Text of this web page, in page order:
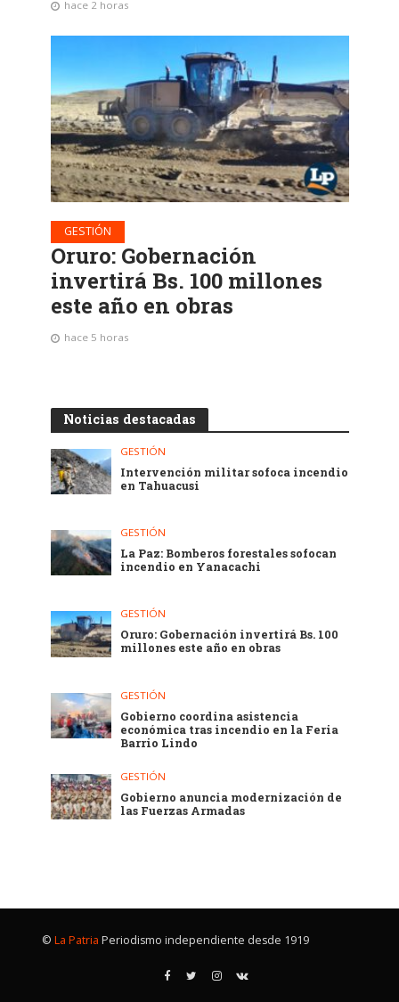
hace 2 horas
GESTIÓN
Oruro: Gobernación
invertirá Bs. 100 millones
este año en obras
hace 5 horas
Noticias destacadas
GESTIÓN
Intervención militar sofoca incendio
en Tahuacusi
GESTIÓN
La Paz: Bomberos forestales sofocan
incendio en Yanacachi
GESTIÓN
Oruro: Gobernación invertirá Bs. 100
millones este año en obras
GESTIÓN
Gobierno coordina asistencia
económica tras incendio en la Feria
Barrio Lindo
GESTIÓN
Gobierno anuncia modernización de
las Fuerzas Armadas
© La Patria Periodismo independiente desde 1919